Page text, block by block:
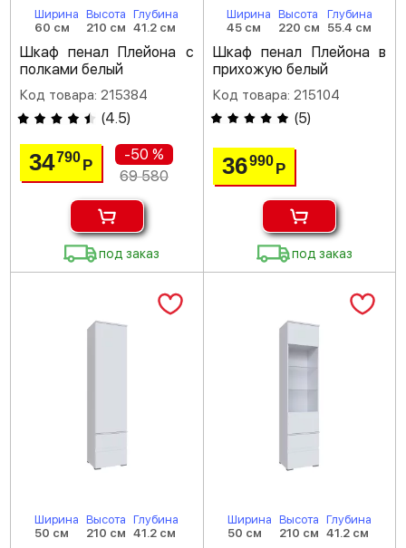
Ширина
60 см
Высота
210 см
Глубина
41.2 см
Шкаф пенал Плейона с
полками белый
Код товара: 215384
(4.5)
34790Р
-50 %
69 580
под заказ
Ширина
45 см
Высота
220 см
Глубина
55.4 см
Шкаф пенал Плейона в
прихожую белый
Код товара: 215104
(5)
36990 Р
под заказ
Ширина
50 см
Высота
210 см
Глубина
41.2 см
Ширина
50 см
Высота
210 см
Глубина
41.2 см